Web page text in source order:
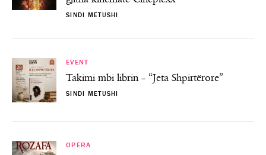
SINDI METUSHI
EVENT
Takimi mbi librin – “Jeta Shpirtërore”
SINDI METUSHI
OPERA